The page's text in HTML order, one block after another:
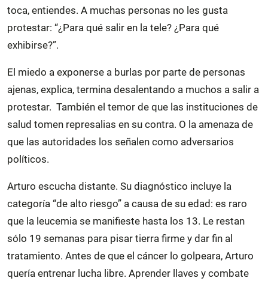
toca, entiendes. A muchas personas no les gusta
protestar: “¿Para qué salir en la tele? ¿Para qué
exhibirse?”.
El miedo a exponerse a burlas por parte de personas
ajenas, explica, termina desalentando a muchos a salir a
protestar. También el temor de que las instituciones de
salud tomen represalias en su contra. O la amenaza de
que las autoridades los señalen como adversarios
políticos.
Arturo escucha distante. Su diagnóstico incluye la
categoría “de alto riesgo” a causa de su edad: es raro
que la leucemia se manifieste hasta los 13. Le restan
sólo 19 semanas para pisar tierra firme y dar fin al
tratamiento. Antes de que el cáncer lo golpeara, Arturo
quería entrenar lucha libre. Aprender llaves y combate